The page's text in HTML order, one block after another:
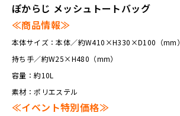
ぽからじ メッシュトートバッグ
≪商品情報≫
本体サイズ：本体／約W410×H330×D100（mm）
持ち手／約W25×H480（mm）
容量：約10L
素材：ポリエステル
≪イベント特別価格≫